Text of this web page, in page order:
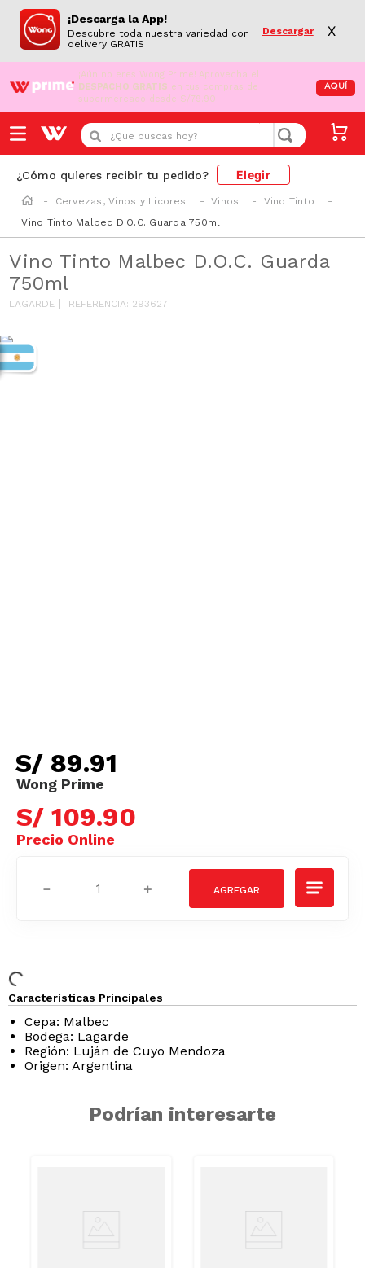
¡Descarga la App!
Descubre toda nuestra variedad con
delivery GRATIS
Descargar X
¡Aún no eres Wong Prime! Aprovecha el
DESPACHO GRATIS en tus compras de
supermercado desde S/79.90
AQUÍ
¿Que buscas hoy?
¿Cómo quieres recibir tu pedido? Elegir
Cervezas, Vinos y Licores Vinos
Vino Tinto
Vino Tinto Malbec D.O.C. Guarda 750ml
Vino Tinto Malbec D.O.C. Guarda
750ml
LAGARDE REFERENCIA: 293627
S/ 89.91
S/ 109.90
＋
－
Características Principales
Cepa: Malbec
Bodega: Lagarde
Región: Luján de Cuyo Mendoza
Origen: Argentina
Podrían interesarte